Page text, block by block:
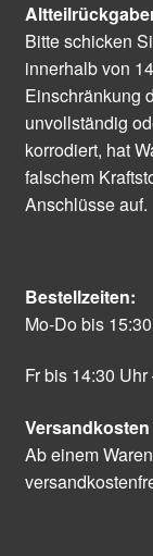
Bitte schicken
innerhalb von
Einschränkung
unvollständig
korrodiert, hat
falschem
Anschlüsse auf.
Bestellzeiten:
Mo-Do bis
Fr bis 14:30
Versandkosten
Ab einem